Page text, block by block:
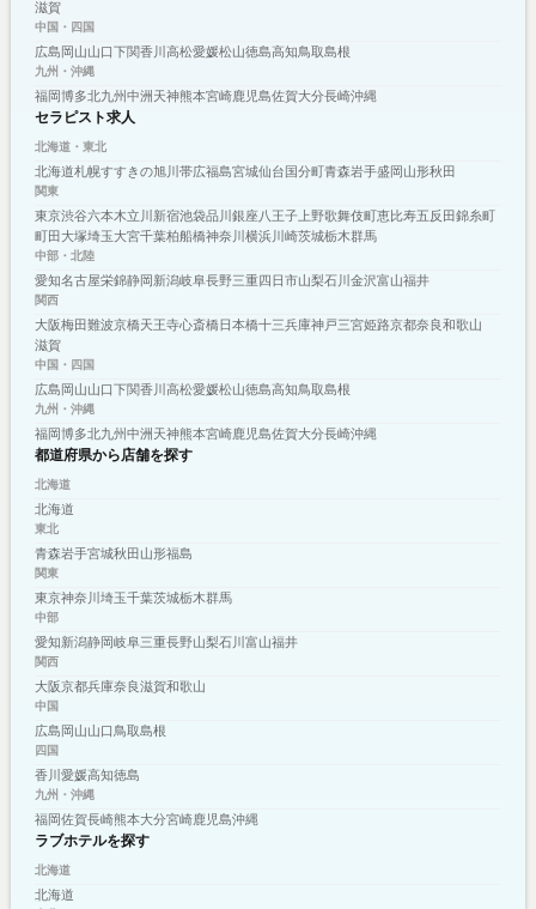
滋賀
中国・四国
広島 岡山山口下関香川 高松愛媛松山徳島高知鳥取島根
九州・沖縄
福岡博多北九州中洲 天神熊本宮崎鹿児島佐賀大分長崎沖縄
セラピスト求人
北海道・東北
北海道札幌すすきの旭川 帯広福島宮城仙台 国分町青森岩手盛岡山形秋田
関東
東京渋谷六本木立川 新宿池袋品川 銀座八王子上野歌舞伎町恵比寿五反田錦糸町
町田大塚埼玉大宮千葉柏船橋神奈川 横浜川崎茨城栃木群馬
中部・北陸
愛知名古屋栄錦静岡新潟岐阜長野三重四日市山梨石川 金沢富山福井
関西
大阪梅田難波京橋天王寺心斎橋日本橋十三兵庫神戸三宮姫路京都奈良和歌山
滋賀
中国・四国
広島 岡山山口下関香川 高松愛媛松山徳島高知鳥取島根
九州・沖縄
福岡博多北九州中洲 天神熊本宮崎鹿児島佐賀大分長崎沖縄
都道府県から店舗を探す
北海道
北海道
東北
青森岩手宮城秋田 山形福島
関東
東京神奈川 埼玉千葉茨城栃木群馬
中部
愛知新潟静岡岐阜三重長野山梨石川 富山福井
関西
大阪京都兵庫奈良滋賀和歌山
中国
広島 岡山山口鳥取島根
四国
香川 愛媛高知徳島
九州・沖縄
福岡佐賀長崎熊本大分宮崎鹿児島沖縄
ラブホテルを探す
北海道
北海道